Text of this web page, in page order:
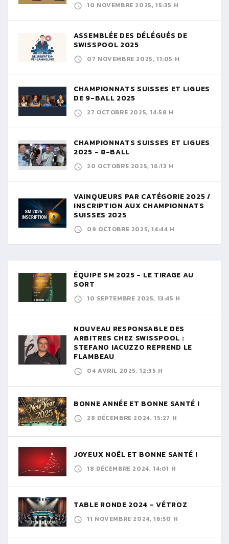
10 NOVEMBRE 2025, 15:35 H
ASSEMBLÉE DES DÉLÉGUÉS DE
SWISSPOOL 2025
07 NOVEMBRE 2025, 11:05 H
CHAMPIONNATS SUISSES ET LIGUES
DE 9-BALL 2025
27 OCTOBRE 2025, 14:58 H
CHAMPIONNATS SUISSES ET LIGUES
2025 - 8-BALL
20 OCTOBRE 2025, 16:13 H
VAINQUEURS PAR CATÉGORIE 2025 /
INSCRIPTION AUX CHAMPIONNATS
SUISSES 2025
09 OCTOBRE 2025, 14:44 H
ÉQUIPE SM 2025 - LE TIRAGE AU
SORT
10 SEPTEMBRE 2025, 13:45 H
NOUVEAU RESPONSABLE DES
ARBITRES CHEZ SWISSPOOL :
STEFANO IACUZZO REPREND LE
FLAMBEAU
04 AVRIL 2025, 12:35 H
BONNE ANNÉE ET BONNE SANTÉ !
28 DÉCEMBRE 2024, 15:27 H
JOYEUX NOËL ET BONNE SANTÉ !
18 DÉCEMBRE 2024, 14:01 H
TABLE RONDE 2024 - VÉTROZ
11 NOVEMBRE 2024, 16:50 H